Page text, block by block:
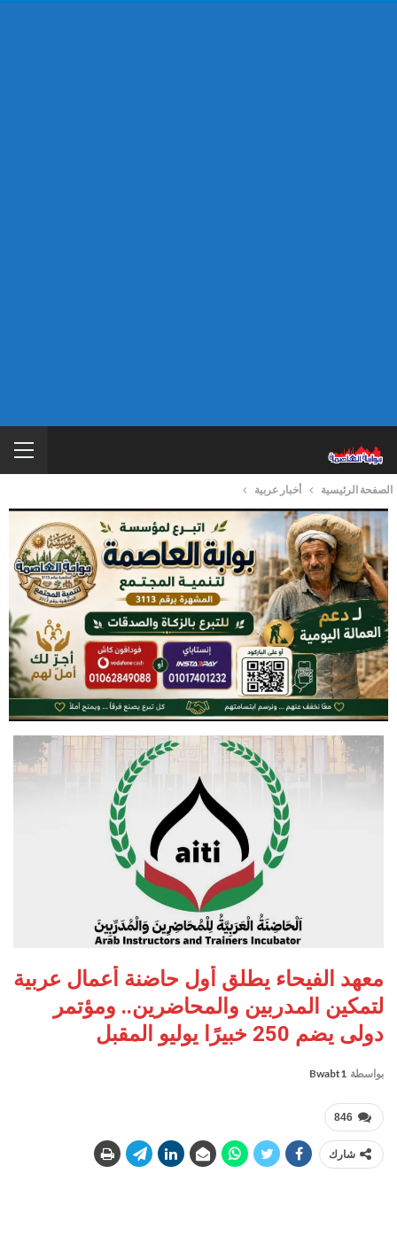
الصفحة الرئيسية أخبار عربية
معهد الفيحاء يطلق أول حاضنة أعمال عربية
لتمكين المدربين والمحاضرين.. ومؤتمر
دولى يضم 250 خبيرًا يوليو المقبل
بواسطة Bwabt1
846
شارك